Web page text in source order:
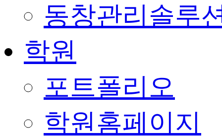
동창관리솔루
학원
포트폴리오
학원홈페이지